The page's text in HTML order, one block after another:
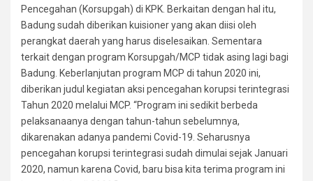
Pencegahan (Korsupgah) di KPK. Berkaitan dengan hal itu,
Badung sudah diberikan kuisioner yang akan diisi oleh
perangkat daerah yang harus diselesaikan. Sementara
terkait dengan program Korsupgah/MCP tidak asing lagi bagi
Badung. Keberlanjutan program MCP di tahun 2020 ini,
diberikan judul kegiatan aksi pencegahan korupsi terintegrasi
Tahun 2020 melalui MCP. “Program ini sedikit berbeda
pelaksanaanya dengan tahun-tahun sebelumnya,
dikarenakan adanya pandemi Covid-19. Seharusnya
pencegahan korupsi terintegrasi sudah dimulai sejak Januari
2020, namun karena Covid, baru bisa kita terima program ini